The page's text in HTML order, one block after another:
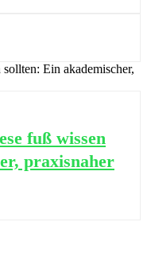
fuß wissen
praxisnaher